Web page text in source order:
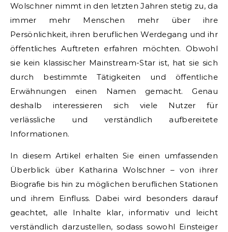
Wolschner nimmt in den letzten Jahren stetig zu, da
immer mehr Menschen mehr über ihre
Persönlichkeit, ihren beruflichen Werdegang und ihr
öffentliches Auftreten erfahren möchten. Obwohl
sie kein klassischer Mainstream-Star ist, hat sie sich
durch bestimmte Tätigkeiten und öffentliche
Erwähnungen einen Namen gemacht. Genau
deshalb interessieren sich viele Nutzer für
verlässliche und verständlich aufbereitete
Informationen.
In diesem Artikel erhalten Sie einen umfassenden
Überblick über Katharina Wolschner – von ihrer
Biografie bis hin zu möglichen beruflichen Stationen
und ihrem Einfluss. Dabei wird besonders darauf
geachtet, alle Inhalte klar, informativ und leicht
verständlich darzustellen, sodass sowohl Einsteiger